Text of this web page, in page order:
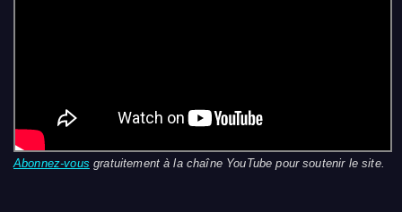
Abonnez-vous gratuitement à la chaîne YouTube pour soutenir le site.